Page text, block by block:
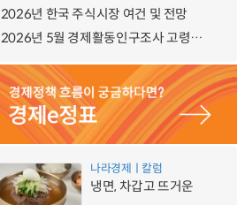
2026년 한국 주식시장 여건 및 전망
2026년 5월 경제활동인구조사 고령층 부가조사 결과
나라경제ㅣ칼럼
냉면, 차갑고 뜨거운